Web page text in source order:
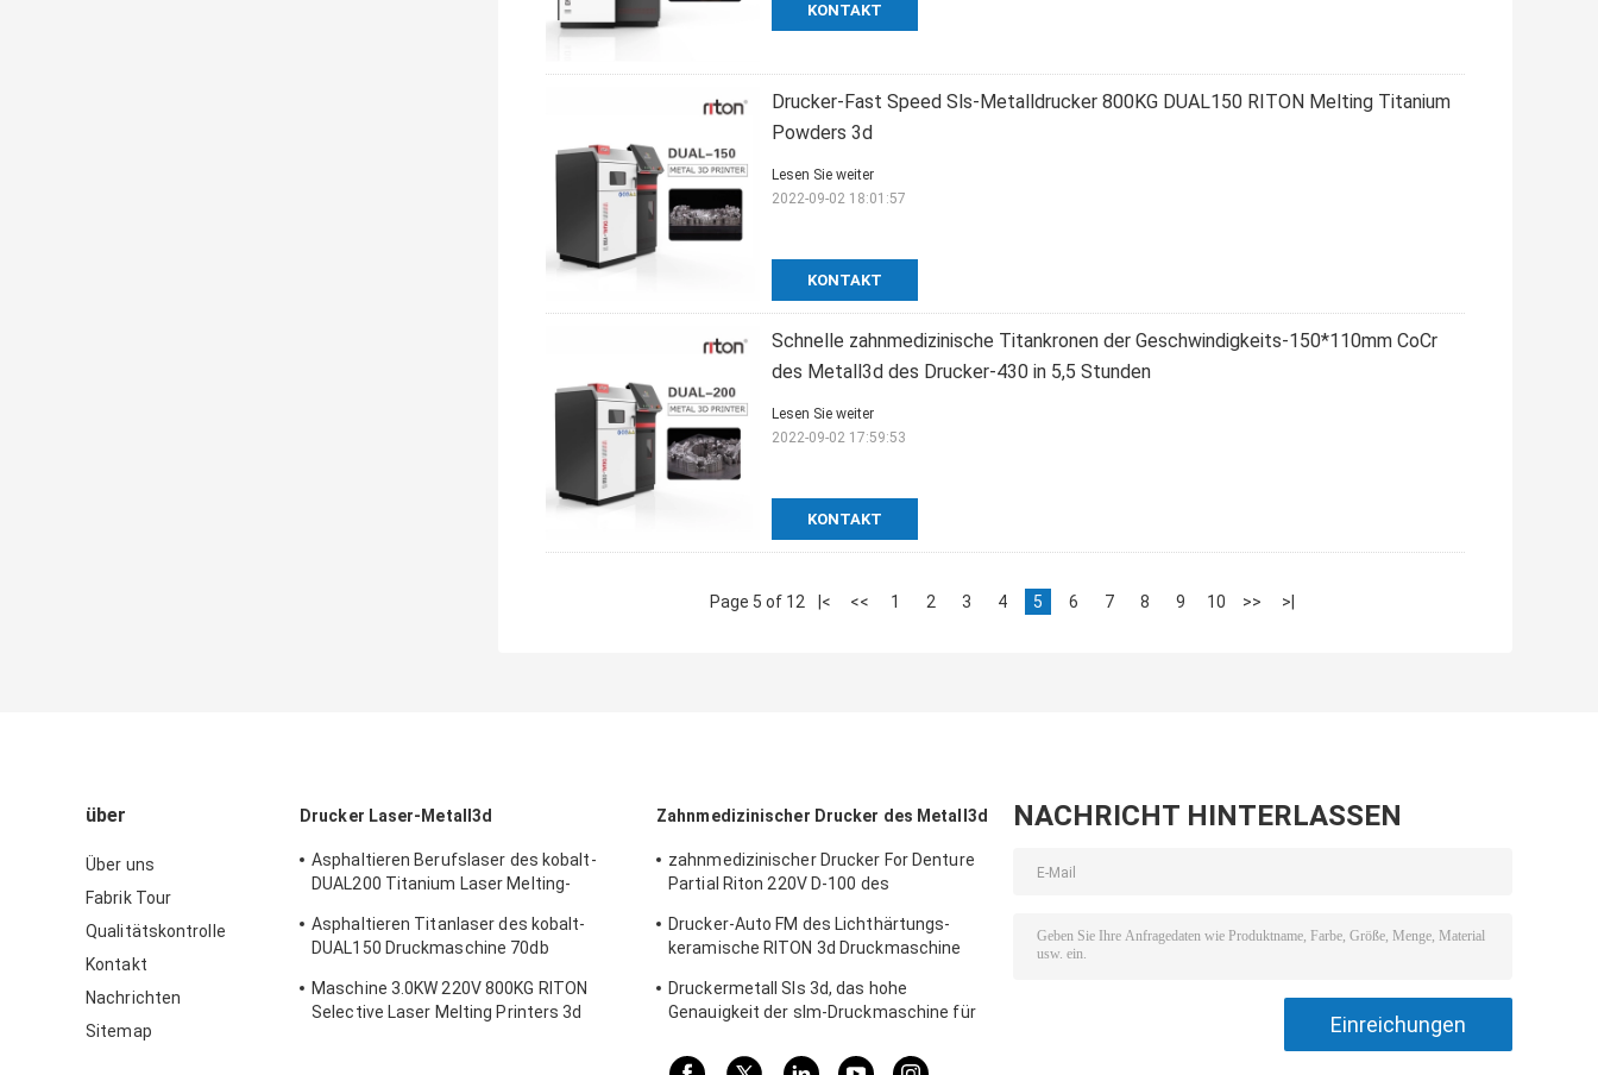
KONTAKT
Drucker-Fast Speed Sls-Metalldrucker 800KG DUAL150 RITON Melting Titanium
Powders 3d
KONTAKT
Lesen Sie weiter
2022-09-02 18:01:57
Schnelle zahnmedizinische Titankronen der Geschwindigkeits-150*110mm CoCr
des Metall3d des Drucker-430 in 5,5 Stunden
KONTAKT
Lesen Sie weiter
2022-09-02 17:59:53
Page 5 of 12 |< << 1 2 3 4 5 6 7 8 9 10 >> >|
über
Über uns
Fabrik Tour
Qualitätskontrolle
Kontakt
Nachrichten
Sitemap
Drucker Laser-Metall3d
Asphaltieren Berufslaser des kobalt-
DUAL200 Titanium Laser Melting-
Drucker-3D
Asphaltieren Titanlaser des kobalt-
DUAL150 Druckmaschine 70db
Maschine 3.0KW 220V 800KG RITON
Selective Laser Melting Printers 3d
Zahnmedizinischer Drucker des Metall3d
zahnmedizinischer Drucker For Denture
Partial Riton 220V D-100 des
Drucker-Auto FM des Lichthärtungs-
keramische RITON 3d Druckmaschine
Druckermetall Sls 3d, das hohe
Genauigkeit der slm-Druckmaschine für
NACHRICHT HINTERLASSEN